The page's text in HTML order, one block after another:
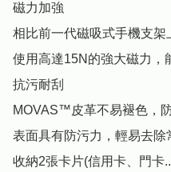
磁力加強
相比前一代磁吸式手機支架
使用高達15N的強大磁力，
抗污耐刮
MOVAS™皮革不易褪色，
表面具有防污力，輕易去除
收納2張卡片(信用卡、門卡